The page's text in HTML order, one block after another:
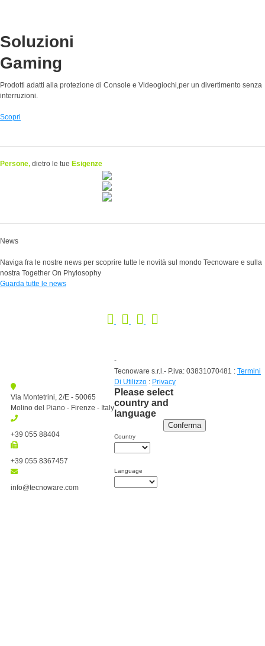
Soluzioni
Gaming
Prodotti adatti alla protezione di Console e Videogiochi,per un divertimento senza
interruzioni.
Scopri
Persone, dietro le tue Esigenze
News
Naviga fra le nostre news per scoprire tutte le novità sul mondo Tecnoware e sulla
nostra Together On Phylosophy
Guarda tutte le news
Via Montetrini, 2/E - 50065
Molino del Piano - Firenze - Italy
+39 055 88404
+39 055 8367457
info@tecnoware.com
-
Tecnoware s.r.l.- P.iva: 03831070481 : Termini
Di Utilizzo : Privacy
Please select
country and
language
Country
Language
Conferma